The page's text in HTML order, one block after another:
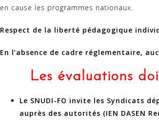
en cause les programmes nationaux.
Respect de la liberté pédagogique
En l’absence de cadre réglementaire,
Les évaluations
Le SNUDI-FO invite les Syndicats
auprès des autorités (IEN DASEN